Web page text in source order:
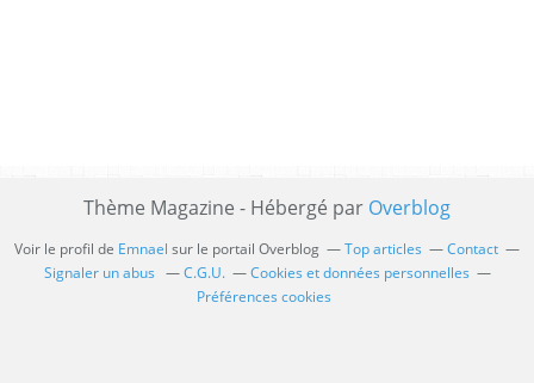
Thème Magazine - Hébergé par Overblog
Voir le profil de Emnael sur le portail Overblog Top articles
Contact
Signaler un abus
C.G.U.
Cookies et données personnelles
Préférences cookies